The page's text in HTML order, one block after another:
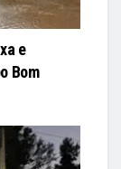
e
Bom